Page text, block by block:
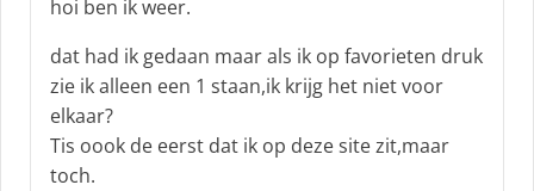
h
e
f
:
hoi ben ik weer.
dat had ik gedaan maar als ik op favorieten druk
zie ik alleen een 1 staan,ik krijg het niet voor
elkaar?
Tis oook de eerst dat ik op deze site zit,maar
toch.